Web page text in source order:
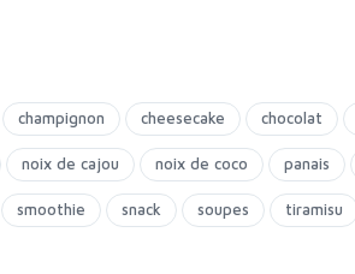
champignon cheesecake chocolat
noix de cajou noix de coco panais
smoothie snack soupes tiramisu